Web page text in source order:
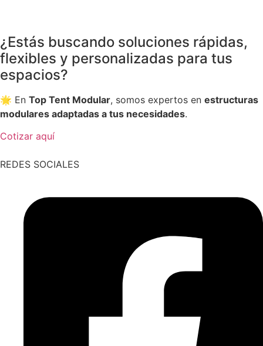
¿Estás buscando soluciones rápidas,
flexibles y personalizadas para tus
espacios?
🌟 En Top Tent Modular, somos expertos en estructuras
modulares adaptadas a tus necesidades.
Cotizar aquí
REDES SOCIALES